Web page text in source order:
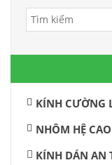
KÍNH CƯỜNG
NHÔM HỆ
KÍNH DÁN AN